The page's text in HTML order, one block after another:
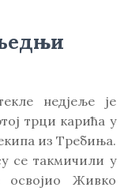
недјеље је
трци карића у
из Требиња.
се такмичили у
освојио Живко